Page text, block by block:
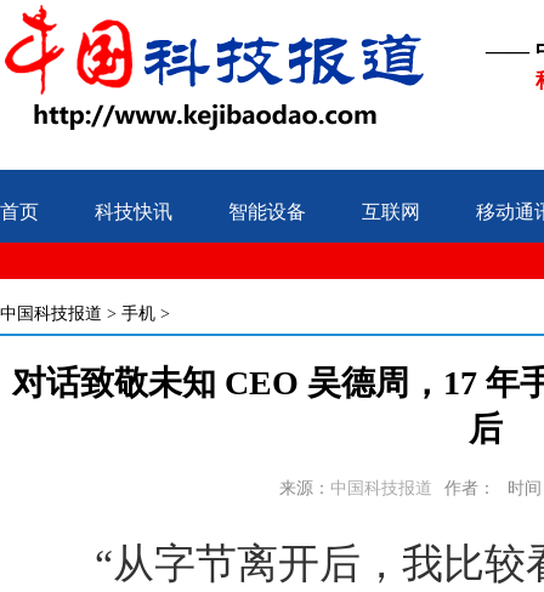
——
首页 科技快讯 智能设备 互联网 移动通
中国科技报道 > 手机 >
对话致敬未知 CEO 吴德周，17 年
后
来源： 中国科技报道 作者： 时间
“从字节离开后，我比较